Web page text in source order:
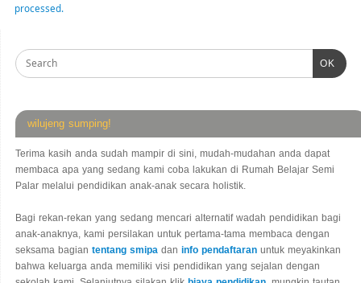
processed.
OK
wilujeng sumping!
Terima kasih anda sudah mampir di sini, mudah-mudahan anda dapat
membaca apa yang sedang kami coba lakukan di Rumah Belajar Semi
Palar melalui pendidikan anak-anak secara holistik.
Bagi rekan-rekan yang sedang mencari alternatif wadah pendidikan bagi
anak-anaknya, kami persilakan untuk pertama-tama membaca dengan
seksama bagian tentang smipa dan info pendaftaran untuk meyakinkan
bahwa keluarga anda memiliki visi pendidikan yang sejalan dengan